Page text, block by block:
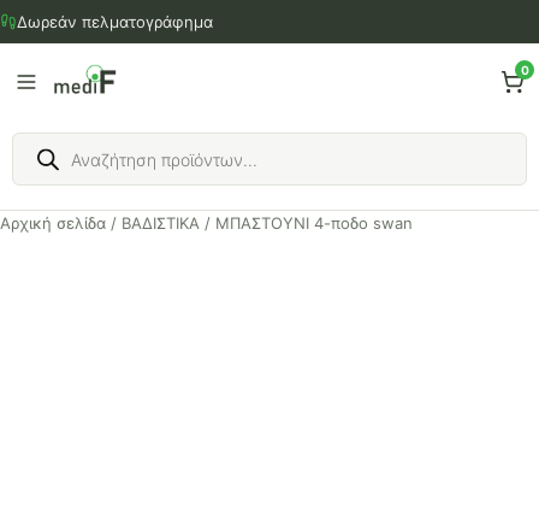
Μετάβαση
στο
περιεχόμενο
Δωρεάν πελματογράφημα
0
Products
search
Αρχική σελίδα / ΒΑΔΙΣΤΙΚΑ / ΜΠΑΣΤΟΥΝΙ 4-ποδο swan